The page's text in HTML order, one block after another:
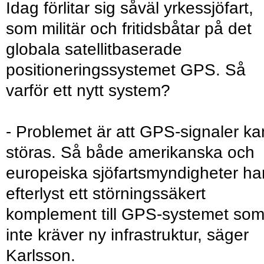
Idag förlitar sig såväl yrkessjöfart,
som militär och fritidsbåtar på det
globala satellitbaserade
positioneringssystemet GPS. Så
varför ett nytt system?
- Problemet är att GPS-signaler
störas. Så både amerikanska och
europeiska sjöfartsmyndigheter
efterlyst ett störningssäkert
komplement till GPS-systemet som
inte kräver ny infrastruktur, säger
Karlsson.